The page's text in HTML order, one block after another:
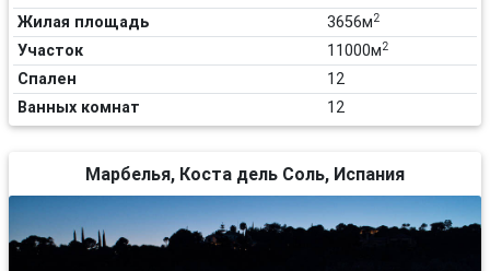
Жилая площадь 3656м2
Участок 11000м2
Спален
12
Ванных комнат
12
Марбелья, Коста дель Соль, Испания